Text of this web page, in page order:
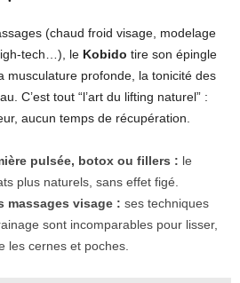
(chaud froid visage, modelage
tech…), le Kobido tire son épingle
musculature profonde, la tonicité des
C’est tout “l’art du lifting naturel” :
aucun temps de récupération.
pulsée, botox ou fillers : le
plus naturels, sans effet figé.
massages visage : ses techniques
sont incomparables pour lisser,
les cernes et poches.